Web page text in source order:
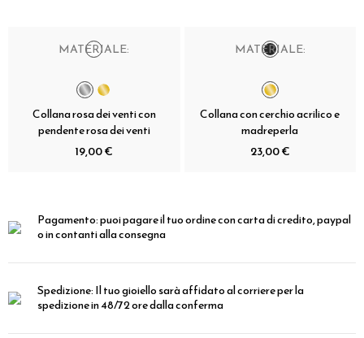
MATERIALE:
Collana rosa dei venti con
pendente rosa dei venti
19,00 €
MATERIALE:
Collana con cerchio acrilico e
madreperla
23,00 €
Pagamento:puoi pagare il tuo ordine con carta di credito, paypal
o in contanti alla consegna
Spedizione:Il tuo gioiello sarà affidato al corriere per la
spedizione in 48/72 ore dalla conferma